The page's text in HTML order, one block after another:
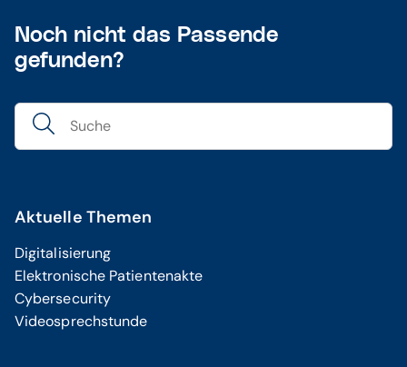
Noch nicht das Passende
gefunden?
Aktuelle Themen
Digitalisierung
Elektronische Patientenakte
Cybersecurity
Videosprechstunde